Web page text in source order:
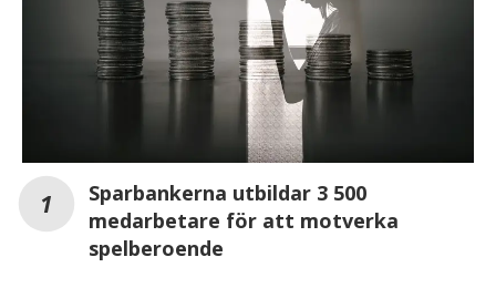
Sparbankerna utbildar 3 500
medarbetare för att motverka
spelberoende